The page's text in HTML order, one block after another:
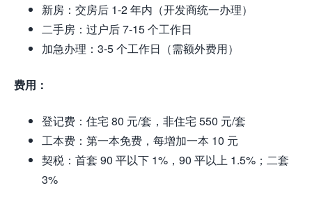
新房：交房后 1-2 年内（开发商统一办理）
二手房：过户后 7-15 个工作日
加急办理：3-5 个工作日（需额外费用）
费用：
登记费：住宅 80 元/套，非住宅 550 元/套
工本费：第一本免费，每增加一本 10 元
契税：首套 90 平以下 1%，90 平以上 1.5%；二套
3%